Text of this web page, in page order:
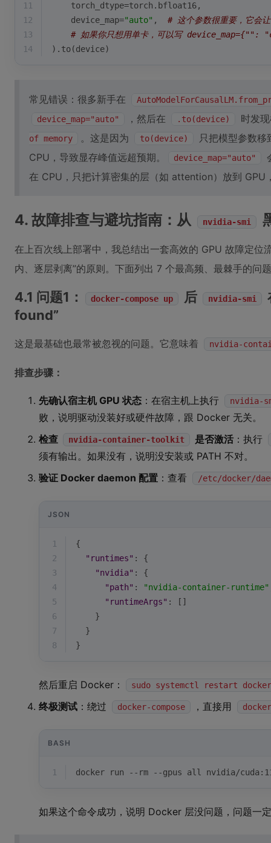
11
    torch_dtype=torch.bfloat16,
12
    device_map=
"auto" , # 这个参数很重要，它会
13
# 如果你只想用单卡，可以写 device_map={"":
14
).to(device)
常见错误：很多新手在
device_map="auto"
，然后在 .to(device) 时发
of memory 。这是因为 to(device)
只把模型参数
CPU，导致显存峰值远超预期。
device_map="auto"
在 CPU，只把计算密集的层（如 attention）放到 GPU
4. 故障排查与避坑指南：从 nvidia-smi
在上百次线上部署中，我总结出一套高效的 GPU 故障定位
内、逐层剥离”的原则。下面列出 7 个最高频、最棘手的问
4.1 问题1： docker-compose up 后 nvidia-smi
found”
这是最基础也最常被忽视的问题。它意味着 nvidia-
排查步骤：
先确认宿主机 GPU 状态 ：在宿主机上执行 nvidia-
败，说明驱动没装好或硬件故障，跟 Docker 无关。
检查
nvidia-container-toolkit 是否激活 ：执行
须有输出。如果没有，说明没安装或 PATH 不对。
验证 Docker daemon 配置 ：查看 /etc/docker/
JSON
1
{
2
"runtimes" : {
3
"nvidia" : {
4
"path" : "nvidia-container-runtime"
5
"runtimeArgs" : []
6
    }
7
  }
8
}
然后重启 Docker： sudo systemctl restart docker
终极测试 ：绕过 docker-compose ，直接用
BASH
1 docker run --rm --gpus all nvidia/
如果这个命令成功，说明 Docker 层没问题，问题一